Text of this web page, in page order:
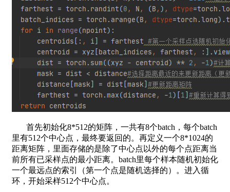
首先初始化8*512的矩阵，一共有8个batch，每个batch
里有512个中心点，最终要返回的。再定义一个8*1024的
距离矩阵，里面存储的是除了中心点以外的每个点距离当
前所有已采样点的最小距离。batch里每个样本随机初始化
一个最远点的索引（第一个点是随机选择的）。进入循
环，开始采样512个中心点。